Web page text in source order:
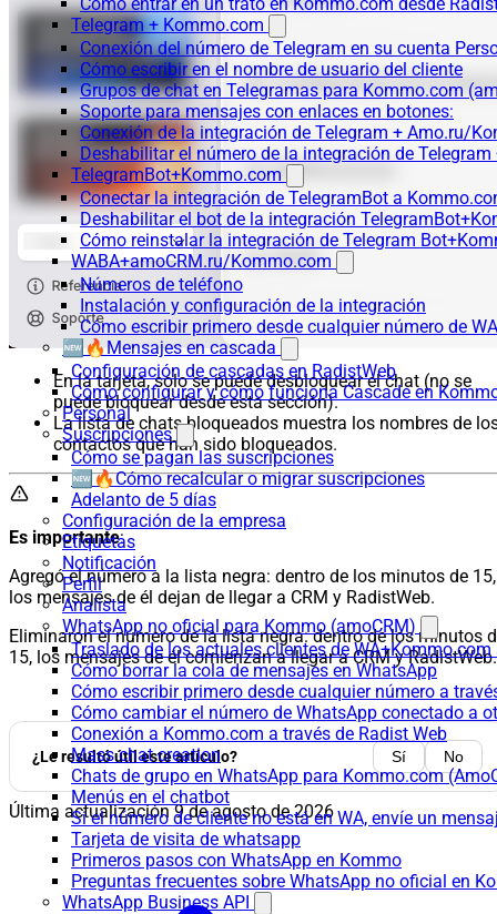
Telegram + Kommo.com
Conexión del número de Telegram en su cuenta
Cómo escribir en el nombre de usuario del cliente
Grupos de chat en Telegramas para Kommo.com
Soporte para mensajes con enlaces en botones:
Conexión de la integración de Telegram + Amo.ru/
Deshabilitar el número de la integración de
TelegramBot+Kommo.com
Conectar la integración de TelegramBot a
Deshabilitar el bot de la integración
Cómo reinstalar la integración de Telegram
WABA+amoCRM.ru/Kommo.com
Números de teléfono
Instalación y configuración de la integración
Cómo escribir primero desde cualquier número de
🆕🔥Mensajes en cascada
Configuración de cascadas en RadistWeb
Cómo configurar y cómo funciona Cascade en
Personal
Suscripciones
Cómo se pagan las suscripciones
🆕🔥Cómo recalcular o migrar suscripciones
Adelanto de 5 días
Configuración de la empresa
Etiquetas
Notificación
Perfil
Analista
WhatsApp no oficial para Kommo (amoCRM)
Traslado de los actuales clientes de
Cómo borrar la cola de mensajes en WhatsApp
Cómo escribir primero desde cualquier número a
Cómo cambiar el número de WhatsApp conectado a
Conexión a Kommo.com a través de Radist Web
Mass chat creation
Chats de grupo en WhatsApp para Kommo.com
Menús en el chatbot
Si el número de cliente no está en WA, envíe un
Tarjeta de visita de whatsapp
Primeros pasos con WhatsApp en Kommo
Preguntas frecuentes sobre WhatsApp no oficial en
WhatsApp Business API
En la tarjeta, solo se puede desbloquear el chat (no se
puede bloquear desde esta sección).
La lista de chats bloqueados muestra los nombres de
contactos que han sido bloqueados.
Es importante:
Agregó el número a la lista negra: dentro de los minutos de 15,
los mensajes de él dejan de llegar a CRM y RadistWeb.
Eliminaron el número de la lista negra: dentro de los minutos
15, los mensajes de él comienzan a llegar a CRM y RadistWeb.
¿Le resultó útil este artículo? Sí No
Última actualización9 de agosto de 2026